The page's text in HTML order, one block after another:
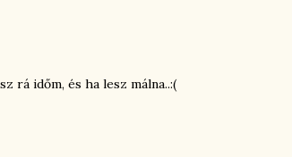
rá időm, és ha lesz málna..:(